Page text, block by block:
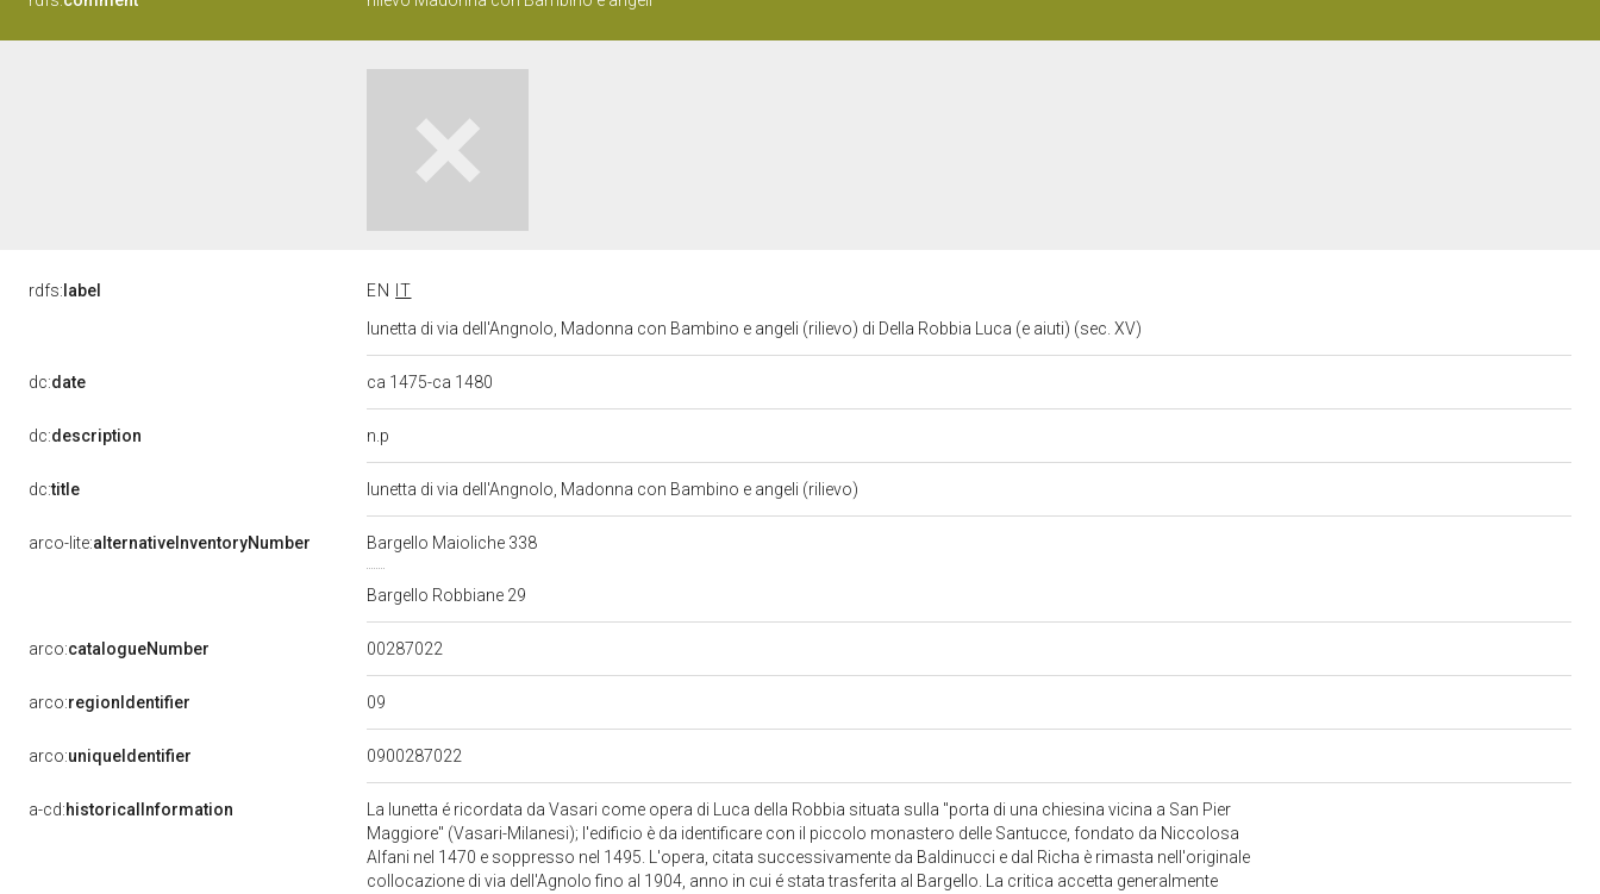
rdfs: label EN
IT
lunetta di via dell'Angnolo, Madonna con Bambino e angeli (rilievo) di Della Robbia Luca (e aiuti) (sec. XV)
dc:date ca 1475-ca 1480
dc:description n.p
dc:title lunetta di via dell'Angnolo, Madonna con Bambino e angeli (rilievo)
arco-lite:alternativeInventoryNumber Bargello Maioliche 338
Bargello Robbiane 29
arco:catalogueNumber 00287022
arco:regionIdentifier 09
arco:uniqueIdentifier 0900287022
a-cd:historicalInformation
La lunetta é ricordata da Vasari come opera di Luca della Robbia situata sulla "porta di una chiesina vicina a San Pier
Maggiore" (Vasari-Milanesi); l'edificio è da identificare con il piccolo monastero delle Santucce, fondato da Niccolosa
Alfani nel 1470 e soppresso nel 1495. L'opera, citata successivamente da Baldinucci e dal Richa è rimasta nell'originale
collocazione di via dell'Agnolo fino al 1904, anno in cui é stata trasferita al Bargello. La critica accetta generalmente